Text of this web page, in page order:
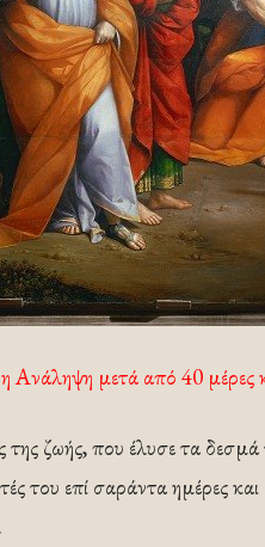
η Ανάληψη μετά από 40
ζωής, που έλυσε τα
του επί σαράντα ημέρες